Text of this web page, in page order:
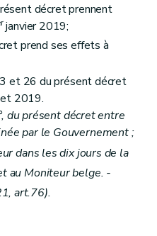
décret prennent
janvier 2019;
prend ses effets à
et 26 du présent décret
2019.
du présent décret entre
par le Gouvernement ;
dans les dix jours de la
au Moniteur belge. -
art.76).